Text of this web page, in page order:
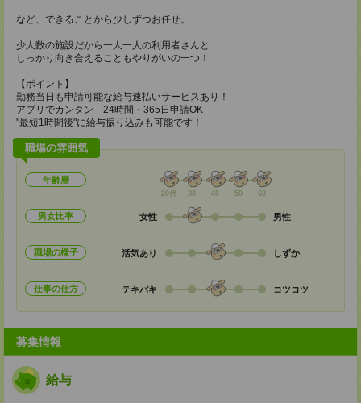
など、できることから少しずつお任せ。
少人数の施設だから一人一人の利用者さんと
しっかり向き合えることもやりがいの一つ！
【ポイント】
勤務当日も申請可能な給与速払いサービスあり！
アプリでカンタン 24時間・365日申請OK
"最短1時間後"に給与振り込みも可能です！
職場の雰囲気
年齢層
20代 30 40 50 60
男女比率 女性 男性
職場の様子 活気あり しずか
仕事の仕方 テキパキ コツコツ
募集情報
給与